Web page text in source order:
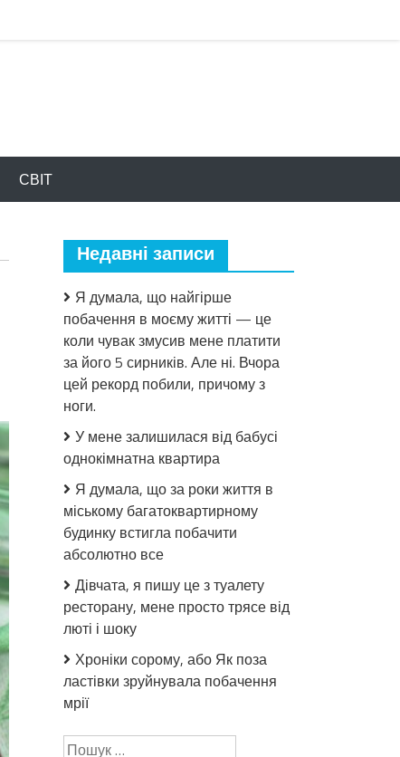
СВІТ
Недавні записи
Я думала, що найгірше
побачення в моєму житті — це
коли чувак змусив мене платити
за його 5 сирників. Але ні. Вчора
цей рекорд побили, причому з
ноги.
У мене залишилася від бабусі
однокімнатна квартира
Я думала, що за роки життя в
міському багатоквартирному
будинку встигла побачити
абсолютно все
Дівчата, я пишу це з туалету
ресторану, мене просто трясе від
люті і шоку
Хроніки сорому, або Як поза
ластівки зруйнувала побачення
мрії
Пошук: